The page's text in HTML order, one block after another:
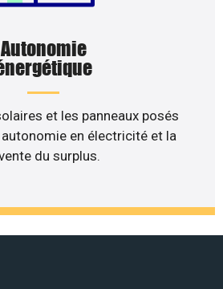
Autonomie
et les panneaux posés
en électricité et la
du surplus.